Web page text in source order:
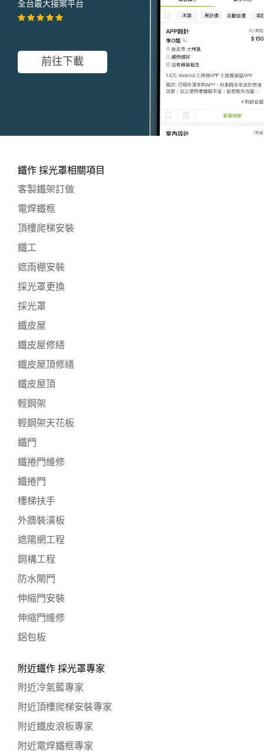
全台最大接案平台
前往下載
鐵作 採光罩相關項目
客製鐵架訂做
電焊鐵框
頂樓爬梯安裝
鐵工
遮雨棚安裝
採光罩更換
採光罩
鐵皮屋
鐵皮屋修繕
鐵皮屋頂修繕
鐵皮屋頂
輕鋼架
輕鋼架天花板
鐵門
鐵捲門維修
鐵捲門
樓梯扶手
外牆裝潢板
遮陽網工程
鋼構工程
防水閘門
伸縮門安裝
伸縮門維修
鋁包板
附近鐵作 採光罩專家
附近冷氣籃專家
附近頂樓爬梯安裝專家
附近鐵皮浪板專家
附近電焊鐵框專家